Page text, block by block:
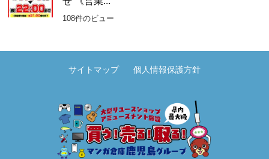
108件のビュー
サイトマップ 個人情報保護方針